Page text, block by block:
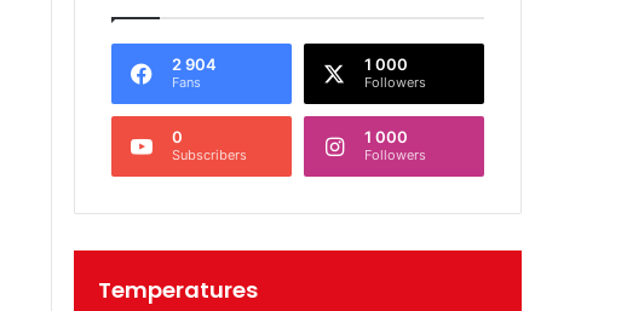
2 904
Fans
1 000
Followers
0
Subscribers
1 000
Followers
Temperatures